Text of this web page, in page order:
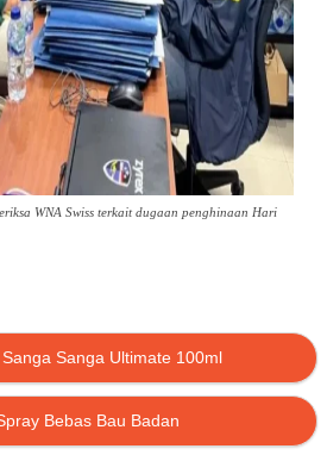
WNA Swiss terkait dugaan penghinaan Hari
Sanga Ultimate 100ml
Bebas Bau Badan